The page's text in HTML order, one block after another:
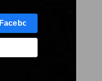
Facebook